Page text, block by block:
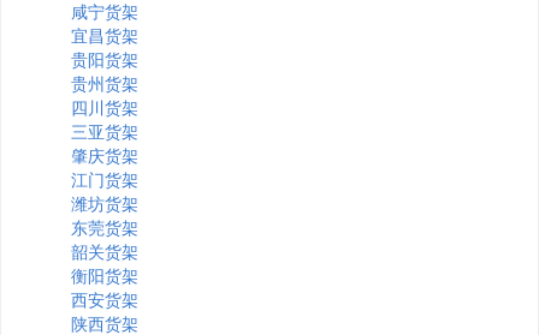
咸宁货架
宜昌货架
贵阳货架
贵州货架
四川货架
三亚货架
肇庆货架
江门货架
潍坊货架
东莞货架
韶关货架
衡阳货架
西安货架
陕西货架